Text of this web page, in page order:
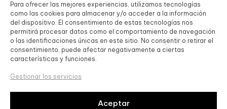
Para ofrecer las mejores experiencias, utilizamos tecnologías
como las cookies para almacenar y/o acceder a la información
del dispositivo. El consentimiento de estas tecnologías nos
permitirá procesar datos como el comportamiento de navegación
o las identificaciones únicas en este sitio. No consentir o retirar el
consentimiento, puede afectar negativamente a ciertas
características y funciones.
Gestionar los servicios
Aceptar
© 2025 Boutique Granada S.L.